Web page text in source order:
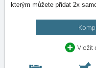
kterým můžete přidat 2x
Vložit